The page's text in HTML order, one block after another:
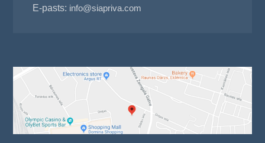
E-pasts: info@siapriva.com